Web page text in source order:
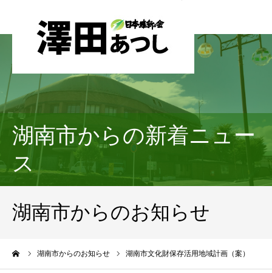
湖南市からの新着ニュー
ス
湖南市からのお知らせ
湖南市からのお知らせ 湖南市文化財保存活用地域計画（案）